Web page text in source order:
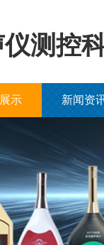
测控
示 新闻资